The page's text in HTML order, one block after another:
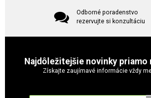
Odborné poradenstvo
rezervujte si konzultáciu
Najdôležitejšie novinky priamo
Získajte zaujímavé informácie vždy